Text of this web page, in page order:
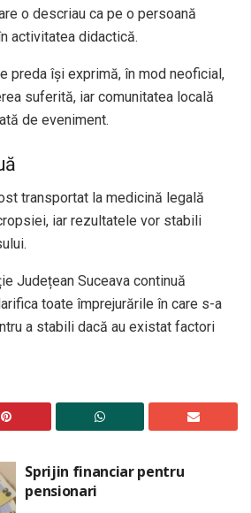
o descriau ca pe o persoană
activitatea didactică.
preda își exprimă, în mod neoficial,
suferită, iar comunitatea locală
de eveniment.
transportat la medicină legală
iar rezultatele vor stabili
Județean Suceava continuă
toate împrejurările în care s-a
a stabili dacă au existat factori
Sprijin financiar pentru
pensionari